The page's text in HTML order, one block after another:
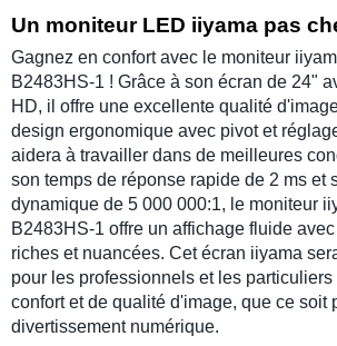
Un moniteur LED iiyama pas
Gagnez en confort avec le moniteur
B2483HS-1 ! Grâce à son écran de 24"
HD, il offre une excellente qualité
design ergonomique avec pivot et
aidera à travailler dans de meilleures
son temps de réponse rapide de 2 ms et
dynamique de 5 000 000:1, le moniteur
B2483HS-1 offre un affichage fluide
riches et nuancées. Cet écran iiyama
pour les professionnels et les
confort et de qualité d'image, que ce soit
divertissement numérique.